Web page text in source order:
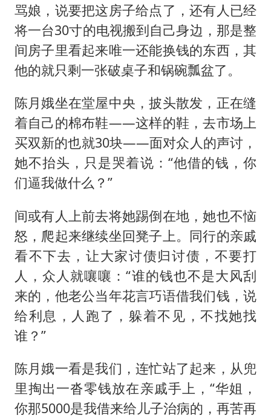
骂娘，说要把这房子给点了，还有人已经
将一台30寸的电视搬到自己身边，那是整
间房子里看起来唯一还能换钱的东西，其
他的就只剩一张破桌子和锅碗瓢盆了。
陈月娥坐在堂屋中央，披头散发，正在缝
着自己的棉布鞋——这样的鞋，去市场上
买双新的也就30块——面对众人的声讨，
她不抬头，只是哭着说：“他借的钱，你
们逼我做什么？”
间或有人上前去将她踢倒在地，她也不恼
怒，爬起来继续坐回凳子上。同行的亲戚
看不下去，让大家讨债归讨债，不要打
人，众人就嚷嚷：“谁的钱也不是大风刮
来的，他老公当年花言巧语借我们钱，说
给利息，人跑了，躲着不见，不找她找
谁？”
陈月娥一看是我们，连忙站了起来，从兜
里掏出一沓零钱放在亲戚手上，“华姐，
你那5000是我借来给儿子治病的，再苦再